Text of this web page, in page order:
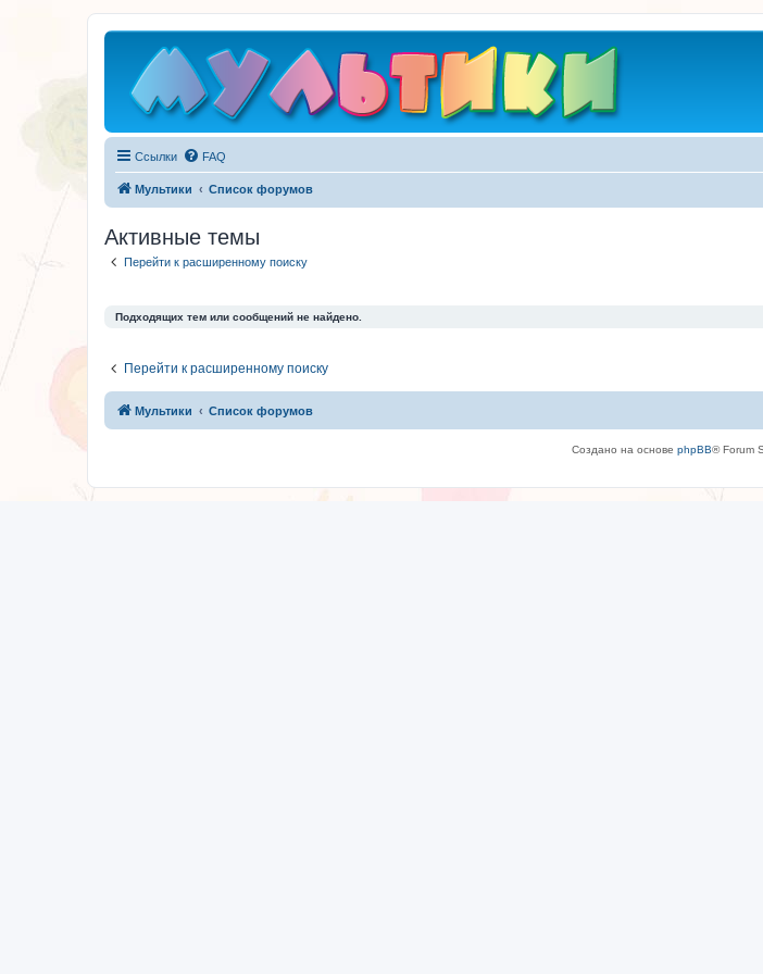
Ссылки FAQ
Мультики Список форумов
Активные темы
Перейти к расширенному поиску
Подходящих тем или сообщений не найдено.
Перейти к расширенному поиску
Мультики Список форумов
Создано на основе phpBB® Forum